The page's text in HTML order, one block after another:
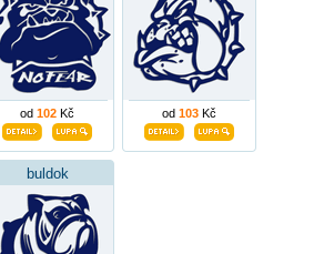
od 102 Kč od 103 Kč
buldok